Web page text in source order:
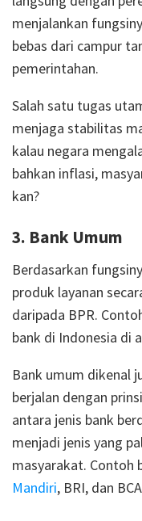
menjalankan
bebas dari campur
pemerintahan.
Salah satu tugas
menjaga stabilitas
kalau negara
bahkan inflasi,
kan?
3. Bank Umum
Berdasarkan
produk layanan
daripada BPR.
bank di Indonesia di
Bank umum dikenal
berjalan dengan
antara jenis bank
menjadi jenis yang
masyarakat. Contoh
Mandiri, BRI, dan